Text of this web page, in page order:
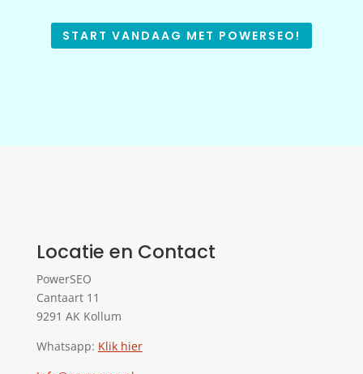
START VANDAAG MET POWERSEO!
Locatie en Contact
PowerSEO
Cantaart 11
9291 AK Kollum
Whatsapp: Klik hier